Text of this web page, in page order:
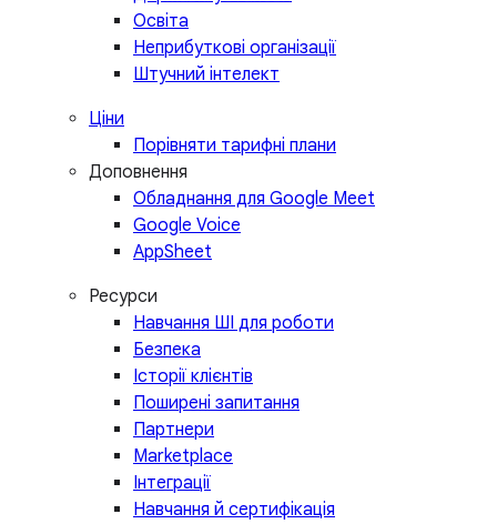
Освіта
Неприбуткові організації
Штучний інтелект
Ціни
Порівняти тарифні плани
Доповнення
Обладнання для Google Meet
Google Voice
AppSheet
Ресурси
Навчання ШІ для роботи
Безпека
Історії клієнтів
Поширені запитання
Партнери
Marketplace
Інтеграції
Навчання й сертифікація